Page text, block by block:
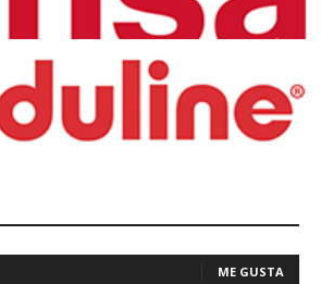
ME GUSTA